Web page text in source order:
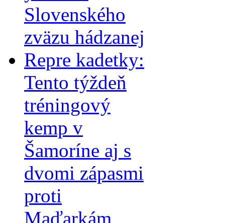
Slovenského
zväzu hádzanej
Repre kadetky:
Tento týždeň
tréningový
kemp v
Šamoríne aj s
dvomi zápasmi
proti
Maďarkám